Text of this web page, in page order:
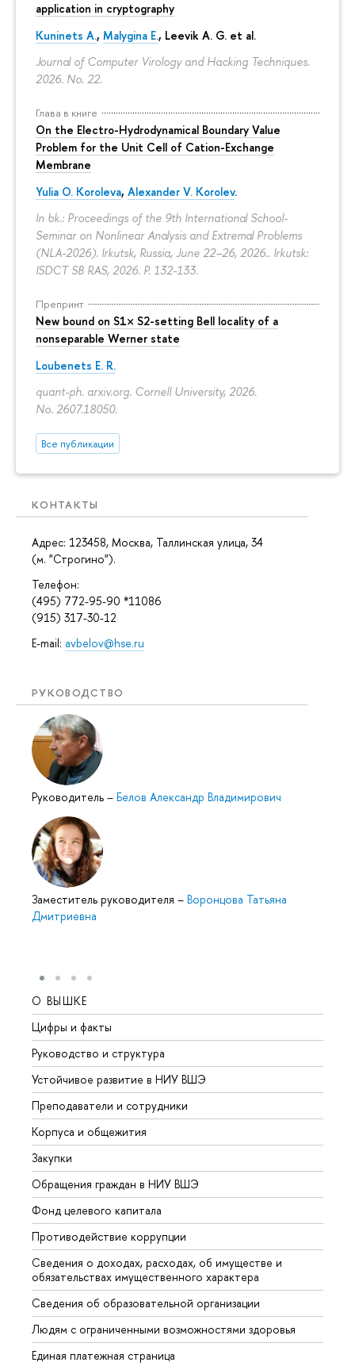
application in cryptography
Kuninets A., Malygina E., Leevik A. G. et al.
Journal of Computer Virology and Hacking Techniques.
2026. No. 22.
Глава в книге
On the Electro-Hydrodynamical Boundary Value
Problem for the Unit Cell of Cation-Exchange
Membrane
Yulia O. Koroleva, Alexander V. Korolev.
In bk.: Proceedings of the 9th International School-
Seminar on Nonlinear Analysis and Extremal Problems
(NLA-2026). Irkutsk, Russia, June 22–26, 2026.. Irkutsk:
ISDCT SB RAS, 2026. P. 132-133.
Препринт
New bound on S1× S2-setting Bell locality of a
nonseparable Werner state
Loubenets E. R.
quant-ph. arxiv.org. Cornell University, 2026.
No. 2607.18050.
Все публикации
КОНТАКТЫ
Адрес: 123458, Москва, Таллинская улица, 34
(м. "Строгино").
Телефон:
(495) 772-95-90 *11086
(915) 317-30-12
E-mail: avbelov@hse.ru
РУКОВОДСТВО
Руководитель – Белов Александр Владимирович
Заместитель руководителя – Воронцова Татьяна
Дмитриевна
О ВЫШКЕ
Цифры и факты
Руководство и структура
Устойчивое развитие в НИУ ВШЭ
Преподаватели и сотрудники
Корпуса и общежития
Закупки
Обращения граждан в НИУ ВШЭ
Фонд целевого капитала
Противодействие коррупции
Сведения о доходах, расходах, об имуществе и
обязательствах имущественного характера
Сведения об образовательной организации
Людям с ограниченными возможностями здоровья
Единая платежная страница